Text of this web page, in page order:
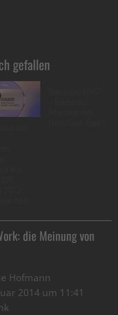
gefallen
die Meinung von
Hofmann
2014 um 11:41